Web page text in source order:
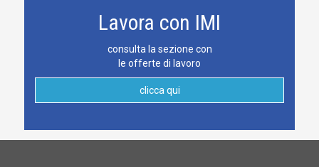
Lavora con IMI
consulta la sezione con
le offerte di lavoro
clicca qui